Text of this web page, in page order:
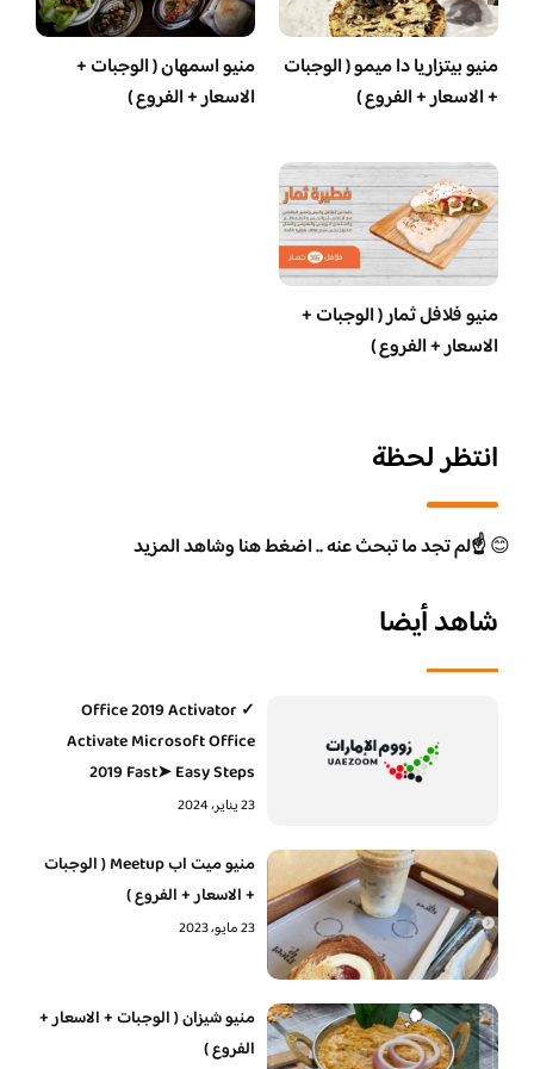
منيو بيتزاريا دا ميمو ( الوجبات
+ الاسعار + الفروع )
منيو اسمهان ( الوجبات +
الاسعار + الفروع )
منيو فلافل ثمار ( الوجبات +
الاسعار + الفروع )
انتظر لحظة
😊☝️لم تجد ما تبحث عنه .. اضغط هنا وشاهد المزيد
شاهد أيضا
Office 2019 Activator ✓
Activate Microsoft Office
2019 Fast➤ Easy Steps
23 يناير، 2024
منيو ميت اب Meetup ( الوجبات
+ الاسعار + الفروع )
23 مايو، 2023
منيو شيزان ( الوجبات + الاسعار +
الفروع )